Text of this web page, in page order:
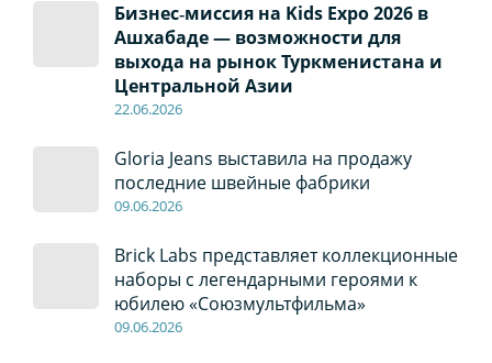
Бизнес‑миссия на Kids Expo 2026 в
Ашхабаде — возможности для
выхода на рынок Туркменистана и
Центральной Азии
22.06.2026
Gloria Jeans выставила на продажу
последние швейные фабрики
09.06.2026
Brick Labs представляет коллекционные
наборы с легендарными героями к
юбилею «Союзмультфильма»
09.06.2026